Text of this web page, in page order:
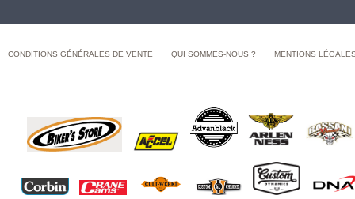
CONDITIONS GÉNÉRALES DE VENTE QUI SOMMES-NOUS ? MENTIONS